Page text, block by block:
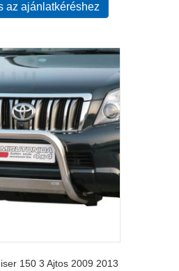
az ajánlatkéréshez
150 3 Ajtos 2009 2013